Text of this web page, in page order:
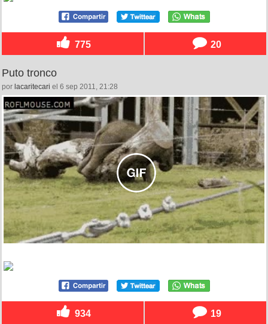
775 20
Puto tronco
por lacaritecari el 6 sep 2011, 21:28
934 19